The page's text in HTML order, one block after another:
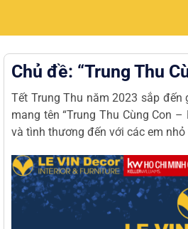
Chủ đề: “Trung Thu
Tết Trung Thu năm 2023 sắp đến
mang tên “Trung Thu Cùng Con
và tình thương đến với các em